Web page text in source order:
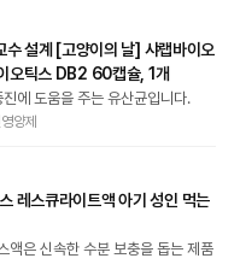
수 설계 [고양이의 날] 샤랩바이오
오틱스 DB2 60캡슐, 1개
에 도움을 주는 유산균입니다.
양제
레스큐라이트액 아기 성인 먹는
액은 신속한 수분 보충을 돕는 제품